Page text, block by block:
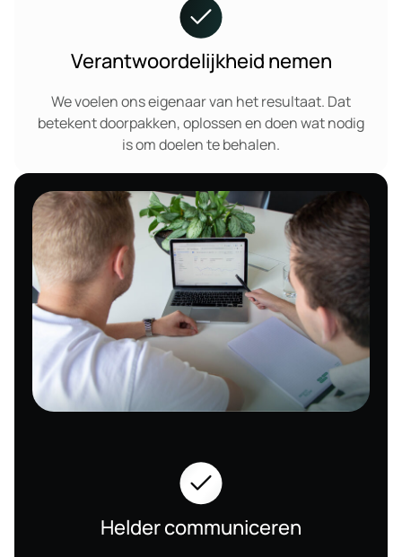
Verantwoordelijkheid nemen
We voelen ons eigenaar van het resultaat. Dat
betekent doorpakken, oplossen en doen wat nodig
is om doelen te behalen.
Helder communiceren